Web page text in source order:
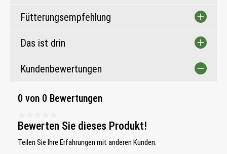
Fütterungsempfehlung
Das ist drin
Kundenbewertungen
0 von 0 Bewertungen
Durchschnittliche Bewertung 0 von 5 Sternen
Bewerten Sie dieses Produkt!
Teilen Sie Ihre Erfahrungen mit anderen Kunden.